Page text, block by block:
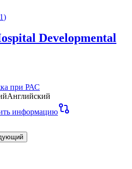
1)
Developmental
при РАС
Английский
информацию